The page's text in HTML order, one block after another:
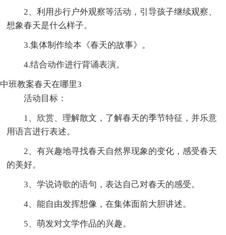
2、利用步行户外观察等活动，引导孩子继续观察、
想象春天是什么样子。
3.集体制作绘本《春天的故事》。
4.结合动作进行背诵表演。
中班教案春天在哪里3
活动目标：
1、欣赏、理解散文，了解春天的季节特征，并乐意
用语言进行表述。
2、有兴趣地寻找春天自然界现象的变化，感受春天
的美好。
3、学说诗歌的语句，表达自己对春天的感受。
4、能自由发挥想像，在集体面前大胆讲述。
5、萌发对文学作品的兴趣。